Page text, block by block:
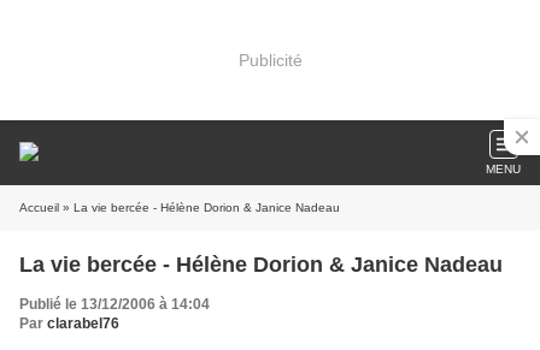
Publicité
MENU
Accueil » La vie bercée - Hélène Dorion & Janice Nadeau
La vie bercée - Hélène Dorion & Janice Nadeau
Publié le 13/12/2006 à 14:04
Par clarabel76